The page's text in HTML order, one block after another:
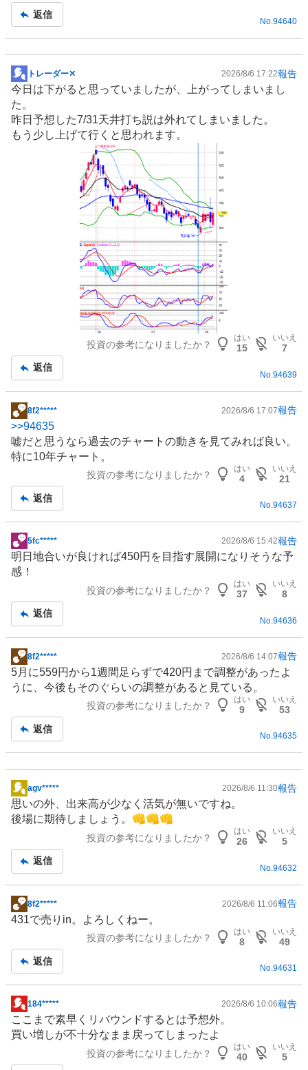
返信
No.94640
掲
示
板
記
事
トレーダー✕ 2026/8/6 17:22報告
今日は下がると思っていましたが、上がってしまいまし
た。
昨日予想した7/31天井打ち説は外れてしまいました。
もう少し上げて行くと思われます。
投資の参考になりましたか？
はい
15
いいえ
7
返信
No.94639
掲
示
板
記
8f2***** 2026/8/6 17:07報告
>>94635
嘘だと思うなら過去のチャートの動きを見てみれば良い。
特に10年チャート。
投資の参考になりましたか？
はい
4
いいえ
21
返信
No.94637
掲
示
板
5fc***** 2026/8/6 15:42報告
明日地合いが良ければ450円を目指す展開になりそうな予
感！
投資の参考になりましたか？
はい
37
いいえ
8
返信
No.94636
掲
示
板
8f2***** 2026/8/6 14:07報告
5月に559円から1週間足らずで420円まで調整があったよ
うに、今後もそのぐらいの調整があると見ている。
投資の参考になりましたか？
はい
9
いいえ
53
返信
No.94635
掲
示
板
agv***** 2026/8/6 11:30報告
思いの外、出来高が少なく活気が無いですね。
後場に期待しましょう。👊👊👊
投資の参考になりましたか？
はい
26
いいえ
5
返信
No.94632
掲
示
事
8f2***** 2026/8/6 11:06報告
431で売りin。よろしくねー。
投資の参考になりましたか？
はい
8
いいえ
49
返信
No.94631
掲
示
板
184***** 2026/8/6 10:06報告
ここまで素早くリバウンドするとは予想外。
買い増しが不十分なまま戻ってしまったよ
投資の参考になりましたか？
はい
40
いいえ
5